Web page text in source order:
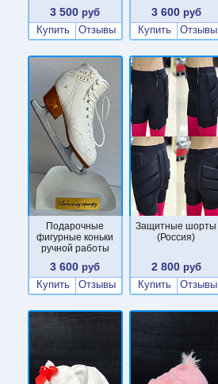
3 500 руб
Купить
Отзывы
3 600 руб
Купить
Отзывы
Подарочные
фигурные коньки
ручной работы
3 600 руб
Купить
Отзывы
Защитные шорты
(Россия)
2 800 руб
Купить
Отзывы